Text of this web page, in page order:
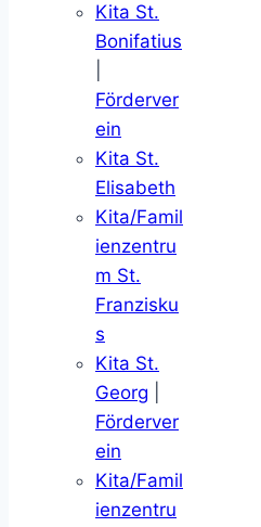
Kita St.
Bonifatius
Förderver
ein
Kita St.
Elisabeth
Kita/Famil
ienzentru
m St.
Franzisku
s
Kita St.
Georg
Förderver
ein
Kita/Famil
ienzentru